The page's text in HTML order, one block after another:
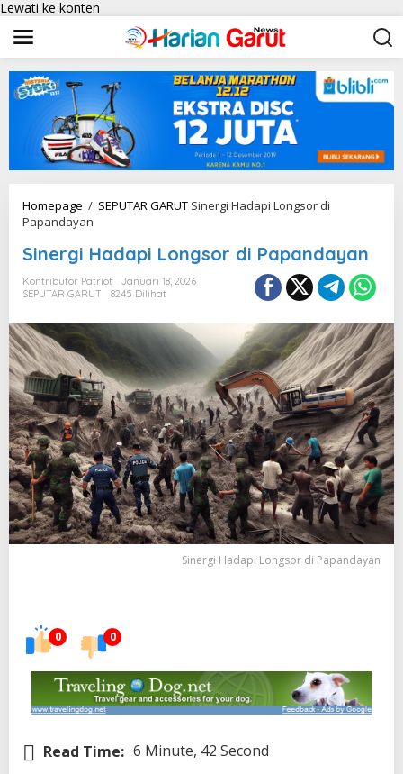
Lewati ke konten
Homepage / SEPUTAR GARUT Sinergi Hadapi Longsor di
Papandayan
Sinergi Hadapi Longsor di Papandayan
Kontributor Patriot
Januari 18, 2026
SEPUTAR GARUT
8245 Dilihat
Sinergi Hadapi Longsor di Papandayan
0 0
Read Time: 6 Minute, 42 Second